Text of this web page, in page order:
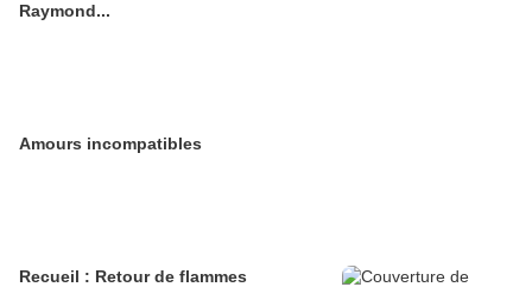
Raymond...
Amours incompatibles
Recueil : Retour de flammes